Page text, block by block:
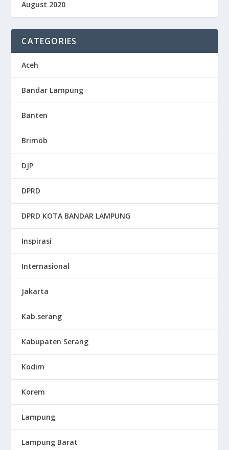
August 2020
CATEGORIES
Aceh
Bandar Lampung
Banten
Brimob
DJP
DPRD
DPRD KOTA BANDAR LAMPUNG
Inspirasi
Internasional
Jakarta
Kab.serang
Kabupaten Serang
Kodim
Korem
Lampung
Lampung Barat